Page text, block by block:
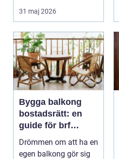
ofta om att ko...
31 maj 2026
Bygga balkong
bostadsrätt: en
guide för brf
medlemmar
Drömmen om att ha en
egen balkong gör sig